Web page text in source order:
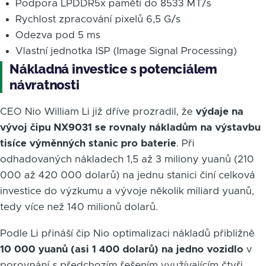
Podpora LPDDR5x paměti do 8533 MT/s
Rychlost zpracování pixelů 6,5 G/s
Odezva pod 5 ms
Vlastní jednotka ISP (Image Signal Processing)
Nákladná investice s potenciálem
návratnosti
CEO Nio William Li již dříve prozradil, že výdaje na
vývoj čipu NX9031 se rovnaly nákladům na výstavbu
tisíce výměnných stanic pro baterie. Při
odhadovaných nákladech 1,5 až 3 miliony yuanů (210
000 až 420 000 dolarů) na jednu stanici činí celková
investice do výzkumu a vývoje několik miliard yuanů,
tedy více než 140 milionů dolarů.
Podle Li přináší čip Nio optimalizaci nákladů přibližně
10 000 yuanů (asi 1 400 dolarů) na jedno vozidlo v